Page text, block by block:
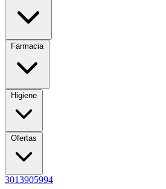
Farmacia
Higiene
Ofertas
3013905994